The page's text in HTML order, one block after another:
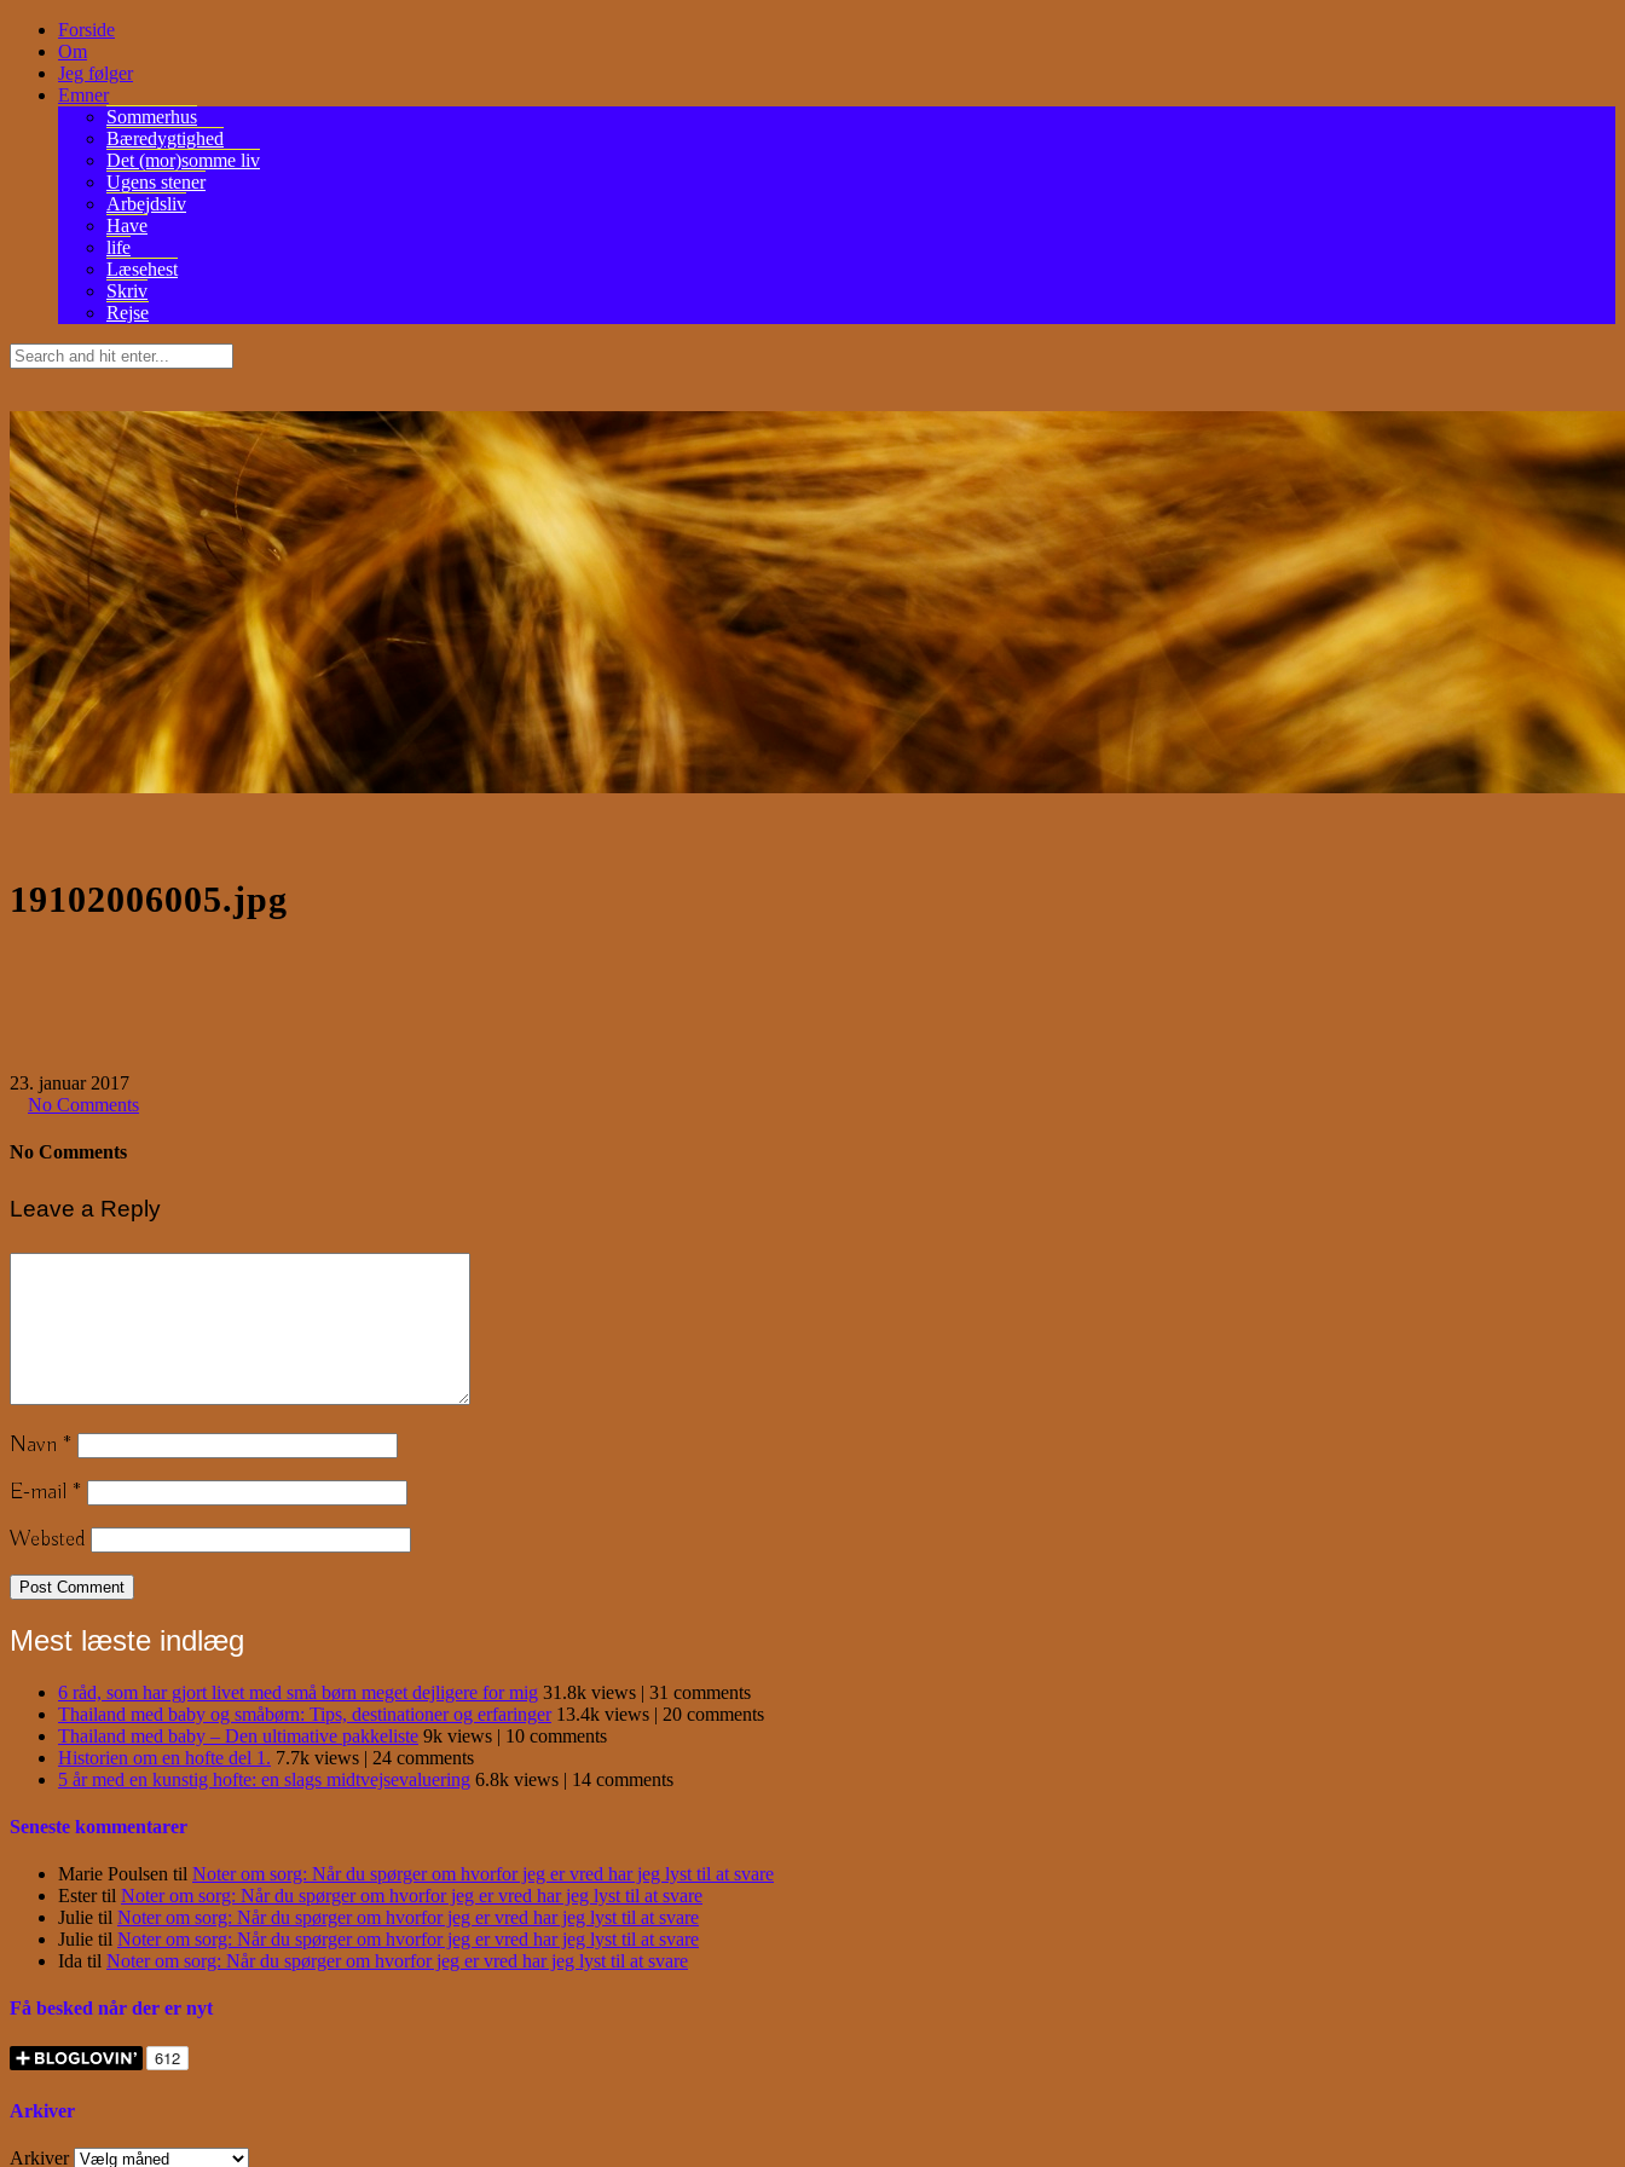
Forside
Om
Jeg følger
Emner
Sommerhus
Bæredygtighed
Det (mor)somme liv
Ugens stener
Arbejdsliv
Have
life
Læsehest
Skriv
Rejse
19102006005.jpg
23. januar 2017
No Comments
No Comments
Leave a Reply
Navn *
E-mail *
Websted
Mest læste indlæg
6 råd, som har gjort livet med små børn meget dejligere for mig 31.8k views | 31 comments
Thailand med baby og småbørn: Tips, destinationer og erfaringer 13.4k views | 20 comments
Thailand med baby – Den ultimative pakkeliste 9k views | 10 comments
Historien om en hofte del 1. 7.7k views | 24 comments
5 år med en kunstig hofte: en slags midtvejsevaluering 6.8k views | 14 comments
Seneste kommentarer
Marie Poulsen til Noter om sorg: Når du spørger om hvorfor jeg er vred har jeg lyst til at svare
Estertil Noter om sorg: Når du spørger om hvorfor jeg er vred har jeg lyst til at svare
Julie til Noter om sorg: Når du spørger om hvorfor jeg er vred har jeg lyst til at svare
Julie til Noter om sorg: Når du spørger om hvorfor jeg er vred har jeg lyst til at svare
Ida til Noter om sorg: Når du spørger om hvorfor jeg er vred har jeg lyst til at svare
Få besked når der er nyt
Arkiver
Arkiver